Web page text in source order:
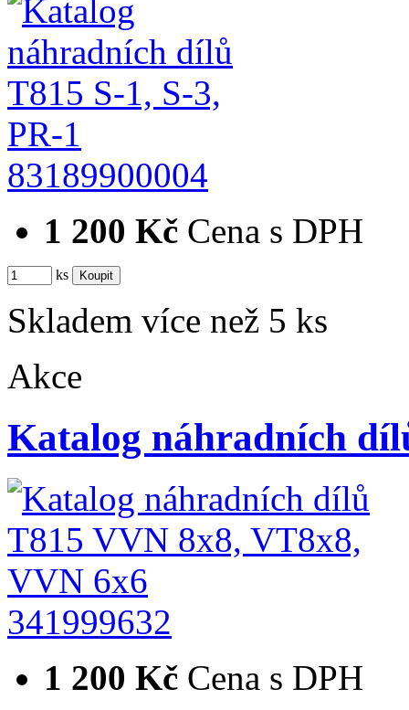
83189900004
1 200 Kč Cena s DPH
ks
Skladem více než 5 ks
Akce
Katalog náhradních
341999632
1 200 Kč Cena s DPH